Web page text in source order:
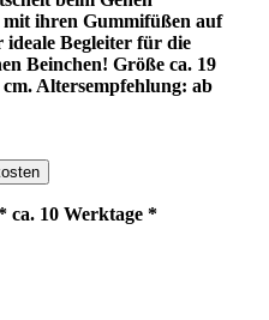
ihren Gummifüßen auf
ideale Begleiter für die
Beinchen! Größe ca. 19
cm. Altersempfehlung: ab
ca. 10 Werktage *